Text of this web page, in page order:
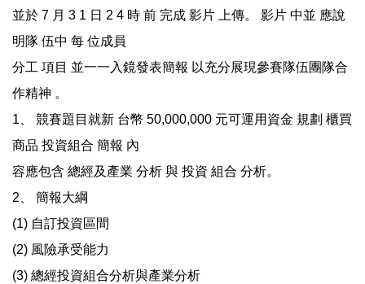
並於 7 月 3 1 日 2 4 時 前 完成 影片 上傳。 影片 中並 應說
明隊 伍中 每 位成員
分工 項目 並一一入鏡發表簡報 以充分展現參賽隊伍團隊合
作精神 。
1、 競賽題目就新 台幣 50,000,000 元可運用資金 規劃 櫃買
商品 投資組合 簡報 內
容應包含 總經及產業 分析 與 投資 組合 分析。
2、 簡報大綱
(1) 自訂投資區間
(2) 風險承受能力
(3) 總經投資組合分析與產業分析